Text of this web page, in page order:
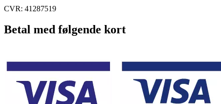
CVR: 41287519
Betal med følgende kort